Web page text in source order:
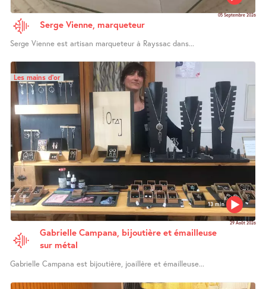
05 Septembre 2026
Serge Vienne, marqueteur
Serge Vienne est artisan marqueteur à Rayssac dans...
13 min
Les mains d’or
29 Août 2026
Gabrielle Campana, bijoutière et émailleuse
sur métal
Gabrielle Campana est bijoutière, joaillère et émailleuse...